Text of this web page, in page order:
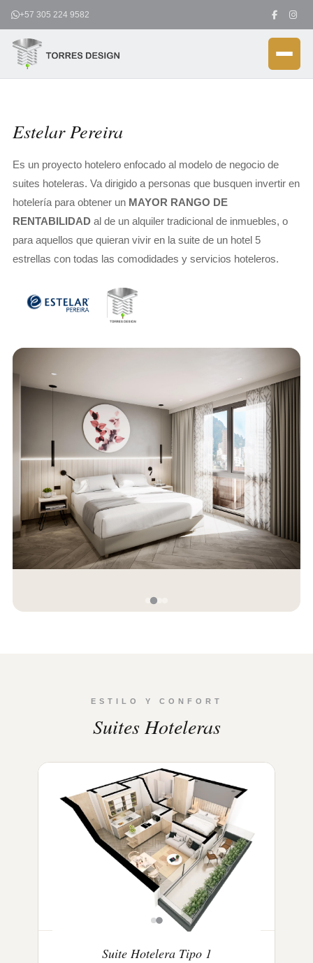
contenido
+57 305 224 9582
Estelar Pereira
Es un proyecto hotelero enfocado al modelo de negocio de
suites hoteleras. Va dirigido a personas que busquen invertir en
hotelería para obtener un MAYOR RANGO DE
RENTABILIDAD al de un alquiler tradicional de inmuebles, o
para aquellos que quieran vivir en la suite de un hotel 5
estrellas con todas las comodidades y servicios hoteleros.
ESTILO Y CONFORT
Suites Hoteleras
Suite Hotelera Tipo 1